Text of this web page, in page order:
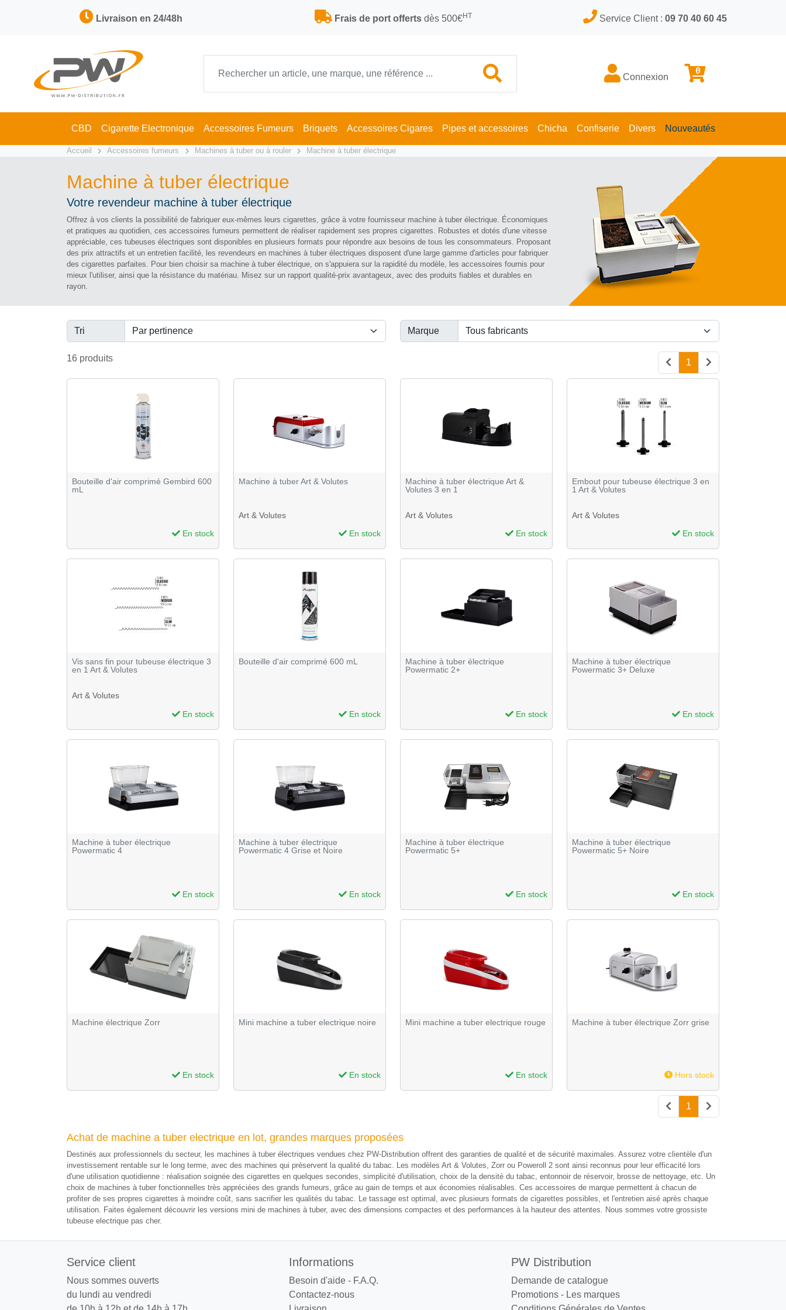
Livraison en 24/48h Frais de port offertsdès 500€HT Service Client : 09 70 40 60 45
Connexion
0
CBD Cigarette Electronique Accessoires Fumeurs Briquets Accessoires Cigares Pipes et accessoires Chicha Confiserie Divers Nouveautés
Accueil Accessoires fumeurs Machines à tuber ou à rouler Machine à tuber électrique
Machine à tuber électrique
Votre revendeur machine à tuber électrique
Offrez à vos clients la possibilité de fabriquer eux-mêmes leurs cigarettes, grâce à votre fournisseur machine à tuber électrique. Économiques
et pratiques au quotidien, ces accessoires fumeurs permettent de réaliser rapidement ses propres cigarettes. Robustes et dotés d'une vitesse
appréciable, ces tubeuses électriques sont disponibles en plusieurs formats pour répondre aux besoins de tous les consommateurs. Proposant
des prix attractifs et un entretien facilité, les revendeurs en machines à tuber électriques disposent d'une large gamme d'articles pour fabriquer
des cigarettes parfaites. Pour bien choisir sa machine à tuber électrique, on s'appuiera sur la rapidité du modèle, les accessoires fournis pour
mieux l'utiliser, ainsi que la résistance du matériau. Misez sur un rapport qualité-prix avantageux, avec des produits fiables et durables en
rayon.
Tri Marque
16 produits 1
Bouteille d'air comprimé Gembird 600
mL
En stock
Machine à tuber Art & Volutes
Art & Volutes
En stock
Machine à tuber électrique Art &
Volutes 3 en 1
Art & Volutes
En stock
Embout pour tubeuse électrique 3 en
1 Art & Volutes
Art & Volutes
En stock
Vis sans fin pour tubeuse électrique 3
en 1 Art & Volutes
Art & Volutes
En stock
Bouteille d'air comprimé 600 mL
En stock
Machine à tuber électrique
Powermatic 2+
En stock
Machine à tuber électrique
Powermatic 3+ Deluxe
En stock
Machine à tuber électrique
Powermatic 4
En stock
Machine à tuber électrique
Powermatic 4 Grise et Noire
En stock
Machine à tuber électrique
Powermatic 5+
En stock
Machine à tuber électrique
Powermatic 5+ Noire
En stock
Machine électrique Zorr
En stock
Mini machine a tuber electrique noire
En stock
Mini machine a tuber electrique rouge
En stock
Machine à tuber électrique Zorr grise
Hors stock
1
Achat de machine a tuber electrique en lot, grandes marques proposées
Destinés aux professionnels du secteur, les machines à tuber électriques vendues chez PW-Distribution offrent des garanties de qualité et de sécurité maximales. Assurez votre clientèle d'un
investissement rentable sur le long terme, avec des machines qui préservent la qualité du tabac. Les modèles Art & Volutes, Zorr ou Poweroll 2 sont ainsi reconnus pour leur efficacité lors
d'une utilisation quotidienne : réalisation soignée des cigarettes en quelques secondes, simplicité d'utilisation, choix de la densité du tabac, entonnoir de réservoir, brosse de nettoyage, etc. Un
choix de machines à tuber fonctionnelles très appréciées des grands fumeurs, grâce au gain de temps et aux économies réalisables. Ces accessoires de marque permettent à chacun de
profiter de ses propres cigarettes à moindre coût, sans sacrifier les qualités du tabac. Le tassage est optimal, avec plusieurs formats de cigarettes possibles, et l'entretien aisé après chaque
utilisation. Faites également découvrir les versions mini de machines à tuber, avec des dimensions compactes et des performances à la hauteur des attentes. Nous sommes votre grossiste
tubeuse electrique pas cher.
Service client
Nous sommes ouverts
du lundi au vendredi
Informations
Besoin d'aide - F.A.Q.
Contactez-nous
PW Distribution
Demande de catalogue
Promotions - Les marques